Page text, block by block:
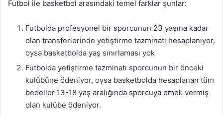
Futbol ile basketbol arasındaki temel farklar şunlar:
Futbolda profesyonel bir sporcunun 23 yaşına kadar
olan transferlerinde yetiştirme tazminatı hesaplanıyor,
oysa basketbolda yaş sınırlaması yok
Futbolda yetiştirme tazminatı sporcunun bir önceki
kulübüne ödeniyor, oysa basketbolda hesaplanan tüm
bedeller 13-18 yaş aralığında sporcuya emek vermiş
olan kulübe ödeniyor.